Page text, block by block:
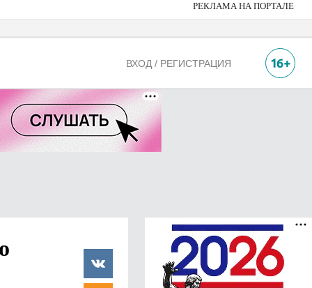
РЕКЛАМА НА ПОРТАЛЕ
ВХОД / РЕГИСТРАЦИЯ